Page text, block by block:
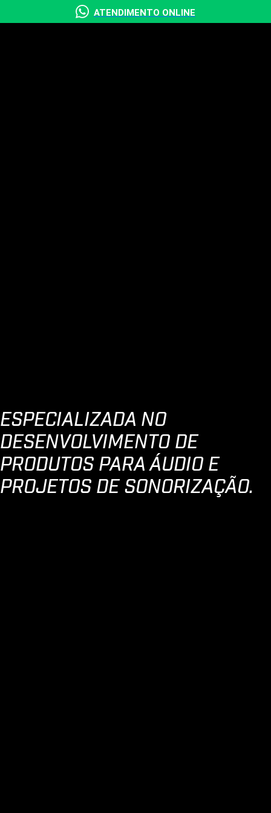
ESPECIALIZADA NO
DESENVOLVIMENTO DE
PRODUTOS PARA ÁUDIO E
PROJETOS DE SONORIZAÇÃO.